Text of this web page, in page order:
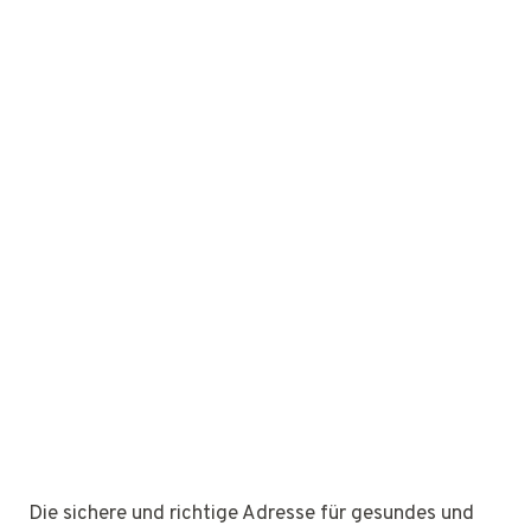
Die sichere und richtige Adresse für gesundes und